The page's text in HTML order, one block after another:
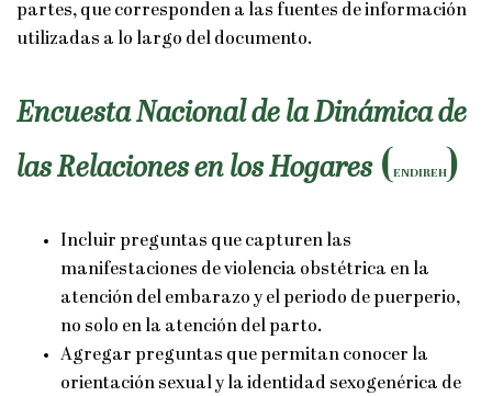
partes, que corresponden a las fuentes de información
utilizadas a lo largo del documento.
Encuesta Nacional de la Dinámica de
las Relaciones en los Hogares(endireh)
Incluir preguntas que capturen las
manifestaciones de violencia obstétrica en la
atención del embarazo y el periodo de puerperio,
no solo en la atención del parto.
Agregar preguntas que permitan conocer la
orientación sexual y la identidad sexogenérica de